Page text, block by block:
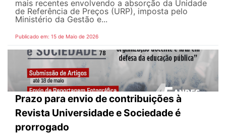
mais recentes envolvendo a absorção da Unidade
de Referência de Preços (URP), imposta pelo
Ministério da Gestão e...
Publicado em: 15 de Maio de 2026
Prazo para envio de contribuições à
Revista Universidade e Sociedade é
prorrogado